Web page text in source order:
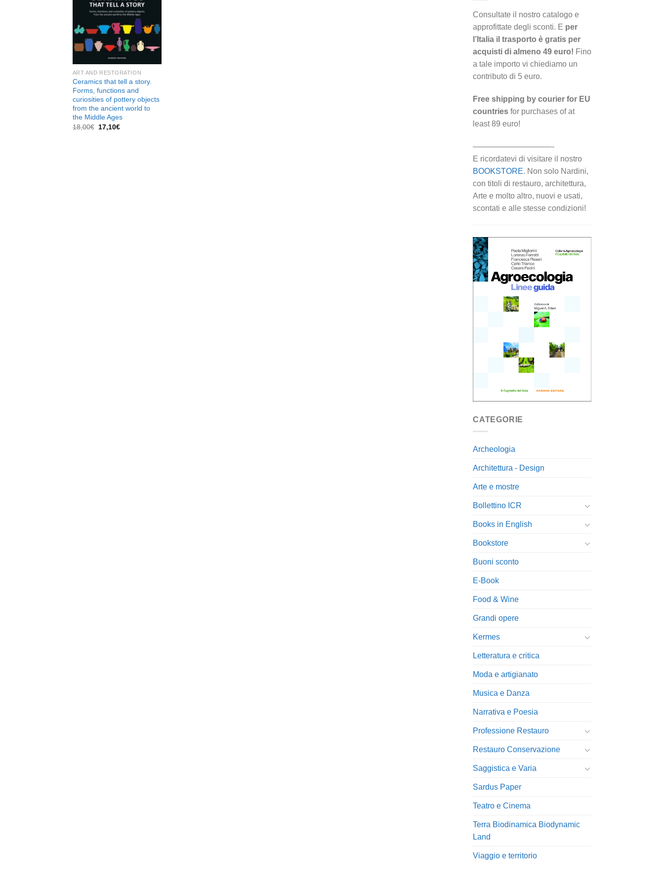
dei
desideri
ART AND RESTORATION
Ceramics that tell a story.
Forms, functions and
curiosities of pottery objects
from the ancient world to
the Middle Ages
18,00€ Il
17,10€Il
Consultate il nostro catalogo e
approfittate degli sconti. E per
l’Italia il trasporto è gratis per
acquisti di almeno 49 euro! Fino
a tale importo vi chiediamo un
contributo di 5 euro.
Free shipping by courier for EU
countries for purchases of at
least 89 euro!
——————————-
E ricordatevi di visitare il nostro
BOOKSTORE. Non solo Nardini,
con titoli di restauro, architettura,
Arte e molto altro, nuovi e usati,
scontati e alle stesse condizioni!
CATEGORIE
Archeologia
Architettura - Design
Arte e mostre
Bollettino ICR
Books in English
Bookstore
Buoni sconto
E-Book
Food & Wine
Grandi opere
Kermes
Letteratura e critica
Moda e artigianato
Musica e Danza
Narrativa e Poesia
Professione Restauro
Restauro Conservazione
Saggistica e Varia
Sardus Paper
Teatro e Cinema
Terra Biodinamica Biodynamic
Land
Viaggio e territorio